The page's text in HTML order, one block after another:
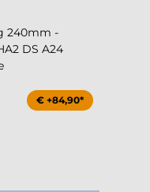
240mm -
DS A24
€ +84,90*